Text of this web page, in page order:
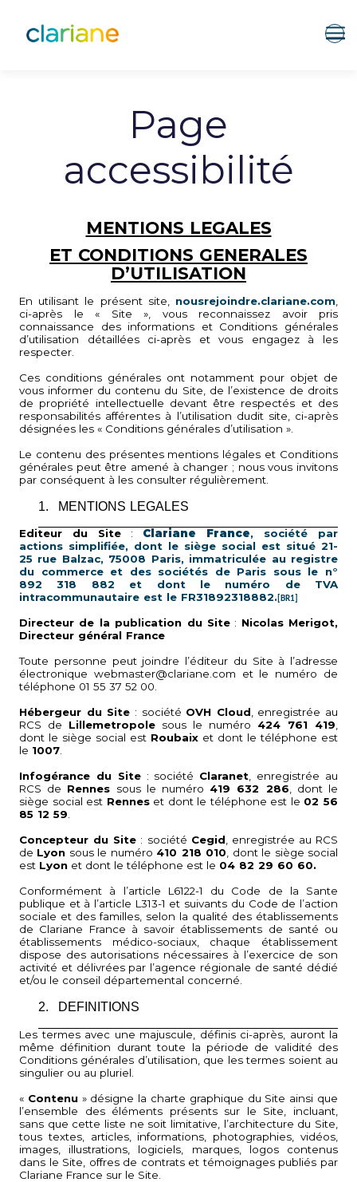
Page
accessibilité
MENTIONS LEGALES
ET CONDITIONS GENERALES
D’UTILISATION
En utilisant le présent site, nousrejoindre.clariane.com
ci-après le « Site », vous reconnaissez avoir pris
connaissance des informations et Conditions générales
d’utilisation détaillées ci-après et vous engagez à les
respecter.
Ces conditions générales ont notamment pour objet de
vous informer du contenu du Site, de l’existence de droits
de propriété intellectuelle devant être respectés et des
responsabilités afférentes à l’utilisation dudit site, ci-après
désignées les « Conditions générales d’utilisation ».
Le contenu des présentes mentions légales et Conditions
générales peut être amené à changer ; nous vous invitons
par conséquent à les consulter régulièrement.
1. MENTIONS LEGALES
Editeur du Site : Clariane France, société par
actions simplifiée, dont le siège social est situé 21-
25 rue Balzac, 75008 Paris, immatriculée au registre
du commerce et des sociétés de Paris sous le n°
892 318 882 et dont le numéro de TVA
intracommunautaire est le FR31892318882. [BR1]
Directeur de la publication du Site: Nicolas Merigot,
Directeur général France
Toute personne peut joindre l’éditeur du Site à l’adresse
électronique webmaster@clariane.com et le numéro de
téléphone 01 55 37 52 00.
Hébergeur du Site : société OVH Cloud, enregistrée au
RCS de Lillemetropole sous le numéro 424 761 419,
dont le siège social est Roubaix et dont le téléphone est
le 1007.
Infogérance du Site: société Claranet, enregistrée au
RCS de Rennes sous le numéro 419 632 286, dont le
siège social est Renneset dont le téléphone est le 02 56
85 12 59.
Concepteur du Site : société Cegid, enregistrée au RCS
de Lyon sous le numéro 410 218 010, dont le siège social
est Lyon et dont le téléphone est le 04 82 29 60 60.
Conformément à l’article L6122-1 du Code de la Sante
publique et à l’article L313-1 et suivants du Code de l’action
sociale et des familles, selon la qualité des établissements
de Clariane France à savoir établissements de santé ou
établissements médico-sociaux, chaque établissement
dispose des autorisations nécessaires à l’exercice de son
activité et délivrées par l’agence régionale de santé dédié
et/ou le conseil départemental concerné.
2. DEFINITIONS
Les termes avec une majuscule, définis ci-après, auront la
même définition durant toute la période de validité des
Conditions générales d’utilisation, que les termes soient au
singulier ou au pluriel.
« Contenu» désigne la charte graphique du Site ainsi que
l’ensemble des éléments présents sur le Site, incluant,
sans que cette liste ne soit limitative, l’architecture du Site,
tous textes, articles, informations, photographies, vidéos,
images, illustrations, logiciels, marques, logos contenus
dans le Site, offres de contrats et témoignages publiés par
Clariane France sur le Site.